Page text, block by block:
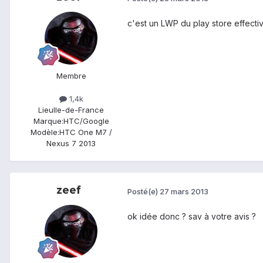
Membre
1,4k
LieuIle-de-France
Marque:HTC/Google
Modèle:HTC One M7 /
Nexus 7 2013
c'est un LWP du play store
zeef Posté(e) 27 mars 2013
ok idée donc ? sav à votre avis ?